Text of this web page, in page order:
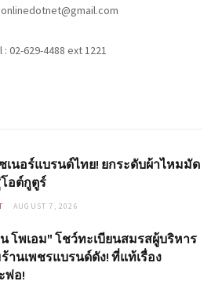
: 02-629-4488 ext 1221
เนอร์แบรนด์ไทย! ยกระดับผ้าไหมมัด
อต์กูตูร์
AUGUST 7, 2026
โพเอม" โชว์ทะเบียนสมรสผู้บริหาร
านเพชรแบรนด์ดัง! ที่แท้เรื่อง
พ่อ!